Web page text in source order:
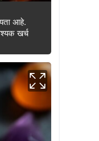
आहे.
खर्च